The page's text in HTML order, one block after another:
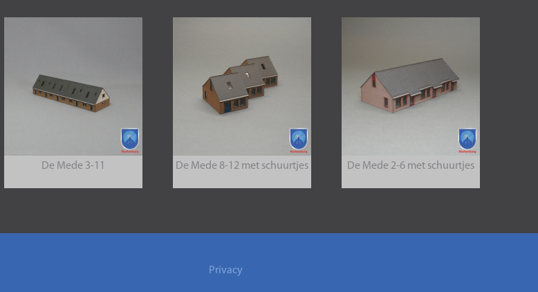
De Mede 3-11 De Mede 8-12 met schuurtjes De Mede 2-6 met schuurtjes
Privacy